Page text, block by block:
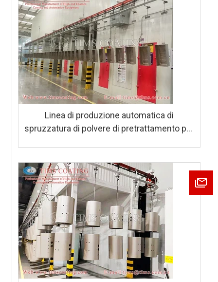
Linea di produzione automatica di
spruzzatura di polvere di pretrattamento per